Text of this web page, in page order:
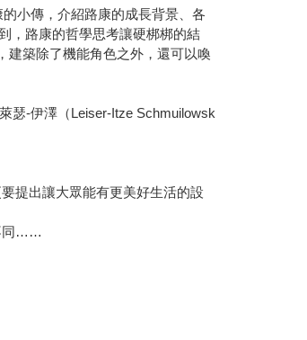
小傳，介紹路康的成長背景、各
，路康的哲學思考讓硬梆梆的結
建築除了機能角色之外，還可以喚
瑟-伊澤（Leiser-Itze Schmuilowsk
提出讓大眾能有更美好生活的設
同……